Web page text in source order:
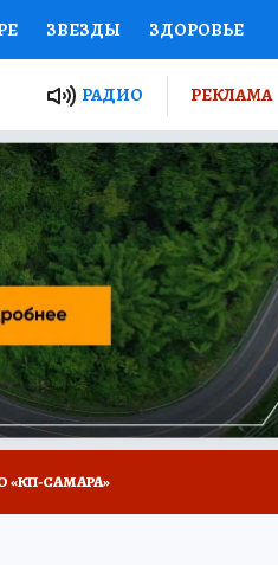
ЗВЕЗДЫ ЗДОРОВЬЕ
ПРОЕКТЫ РОССИИ
ПУТЕВОДИТЕЛЬ
ТУРИЗМ
ВСЕ О КП РАДИО КП
РАДИО РЕКЛАМА
«КП-САМАРА»